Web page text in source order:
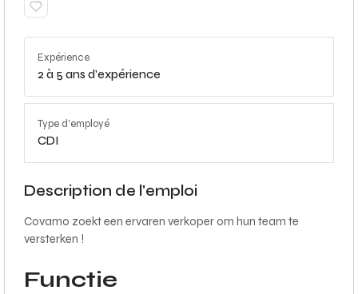
Expérience
2 à 5 ans d'expérience
Type d'employé
CDI
Description de l'emploi
Covamo zoekt een ervaren verkoper om hun team te
versterken !
Functie